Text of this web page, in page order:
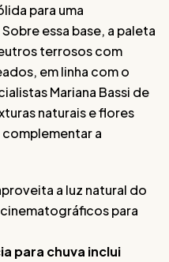
para uma
essa base, a paleta
terrosos com
em linha com o
Mariana Bassi de
naturais e flores
a
a luz natural do
para
para chuva inclui